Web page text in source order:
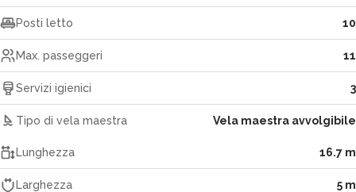
Posti letto 10
Max. passeggeri 11
Servizi igienici 3
Tipo di vela maestra Vela maestra avvolgibile
Lunghezza 16.7 m
Larghezza 5 m